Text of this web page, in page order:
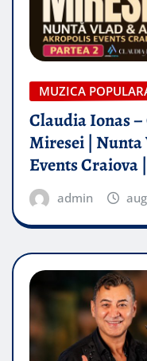
MUZICA
Claudia Ionas
Miresei |
Events Craiova
admin